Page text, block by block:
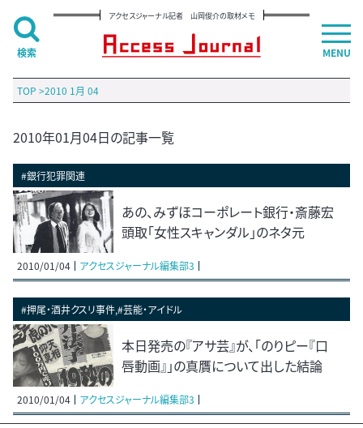
アクセスジャーナル記者 山岡俊介の取材メモ
TOP >2010 1月 04
2010年01月04日の記事一覧
#銀行犯罪関連
あの、みずほコーポレート銀行・斎藤宏
頭取「女性スキャンダル」のネタ元
2010/01/04 アクセスジャーナル編集部3
#押尾・酒井クスリ事件,#芸能・アイドル
本日発売の『アサ芸』が、「のりピー『口
唇動画』」の真贋について出した結論
2010/01/04 アクセスジャーナル編集部3
MENU
検索